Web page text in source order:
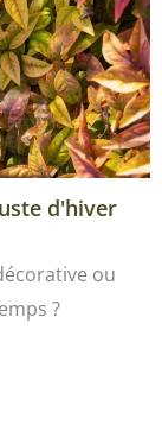
d'hiver
ou
?